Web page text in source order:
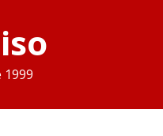
1999